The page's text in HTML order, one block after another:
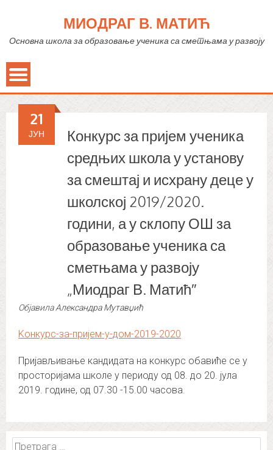
МИОДРАГ В. МАТИЋ
Основна школа за образовање ученика са сметњама у развоју
Конкурс за пријем ученика
средњих школа у установу
за смештај и исхрану деце у
школској 2019/2020.
години, а у склопу ОШ за
образовање ученика са
сметњама у развоју
„Миодраг В. Матић″
21
ЈУН
ОбјавилаАлександра Мутавџић
Koнкурс-за-пријем-у-дом-2019-2020
Пријављивање кандидата на конкурс обавиће се у
просторијама школе у периоду од 08. до 20. јула
2019. године, од 07.30 -15.00 часова.
Претрага